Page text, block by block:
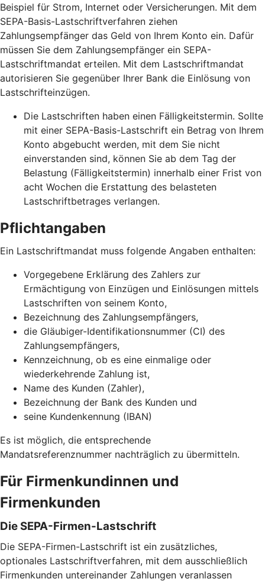
Beispiel für Strom, Internet oder Versicherungen. Mit dem
SEPA-Basis-Lastschriftverfahren ziehen
Zahlungsempfänger das Geld von Ihrem Konto ein. Dafür
müssen Sie dem Zahlungsempfänger ein SEPA-
Lastschriftmandat erteilen. Mit dem Lastschriftmandat
autorisieren Sie gegenüber Ihrer Bank die Einlösung von
Lastschrifteinzügen.
Die Lastschriften haben einen Fälligkeitstermin. Sollte
mit einer SEPA-Basis-Lastschrift ein Betrag von Ihrem
Konto abgebucht werden, mit dem Sie nicht
einverstanden sind, können Sie ab dem Tag der
Belastung (Fälligkeitstermin) innerhalb einer Frist von
acht Wochen die Erstattung des belasteten
Lastschriftbetrages verlangen.
Pflichtangaben
Ein Lastschriftmandat muss folgende Angaben enthalten:
Vorgegebene Erklärung des Zahlers zur
Ermächtigung von Einzügen und Einlösungen mittels
Lastschriften von seinem Konto,
Bezeichnung des Zahlungsempfängers,
die Gläubiger-Identifikationsnummer (CI) des
Zahlungsempfängers,
Kennzeichnung, ob es eine einmalige oder
wiederkehrende Zahlung ist,
Name des Kunden (Zahler),
Bezeichnung der Bank des Kunden und
seine Kundenkennung (IBAN)
Es ist möglich, die entsprechende
Mandatsreferenznummer nachträglich zu übermitteln.
Für Firmenkundinnen und
Firmenkunden
Die SEPA-Firmen-Lastschrift
Die SEPA-Firmen-Lastschrift ist ein zusätzliches,
optionales Lastschriftverfahren, mit dem ausschließlich
Firmenkunden untereinander Zahlungen veranlassen